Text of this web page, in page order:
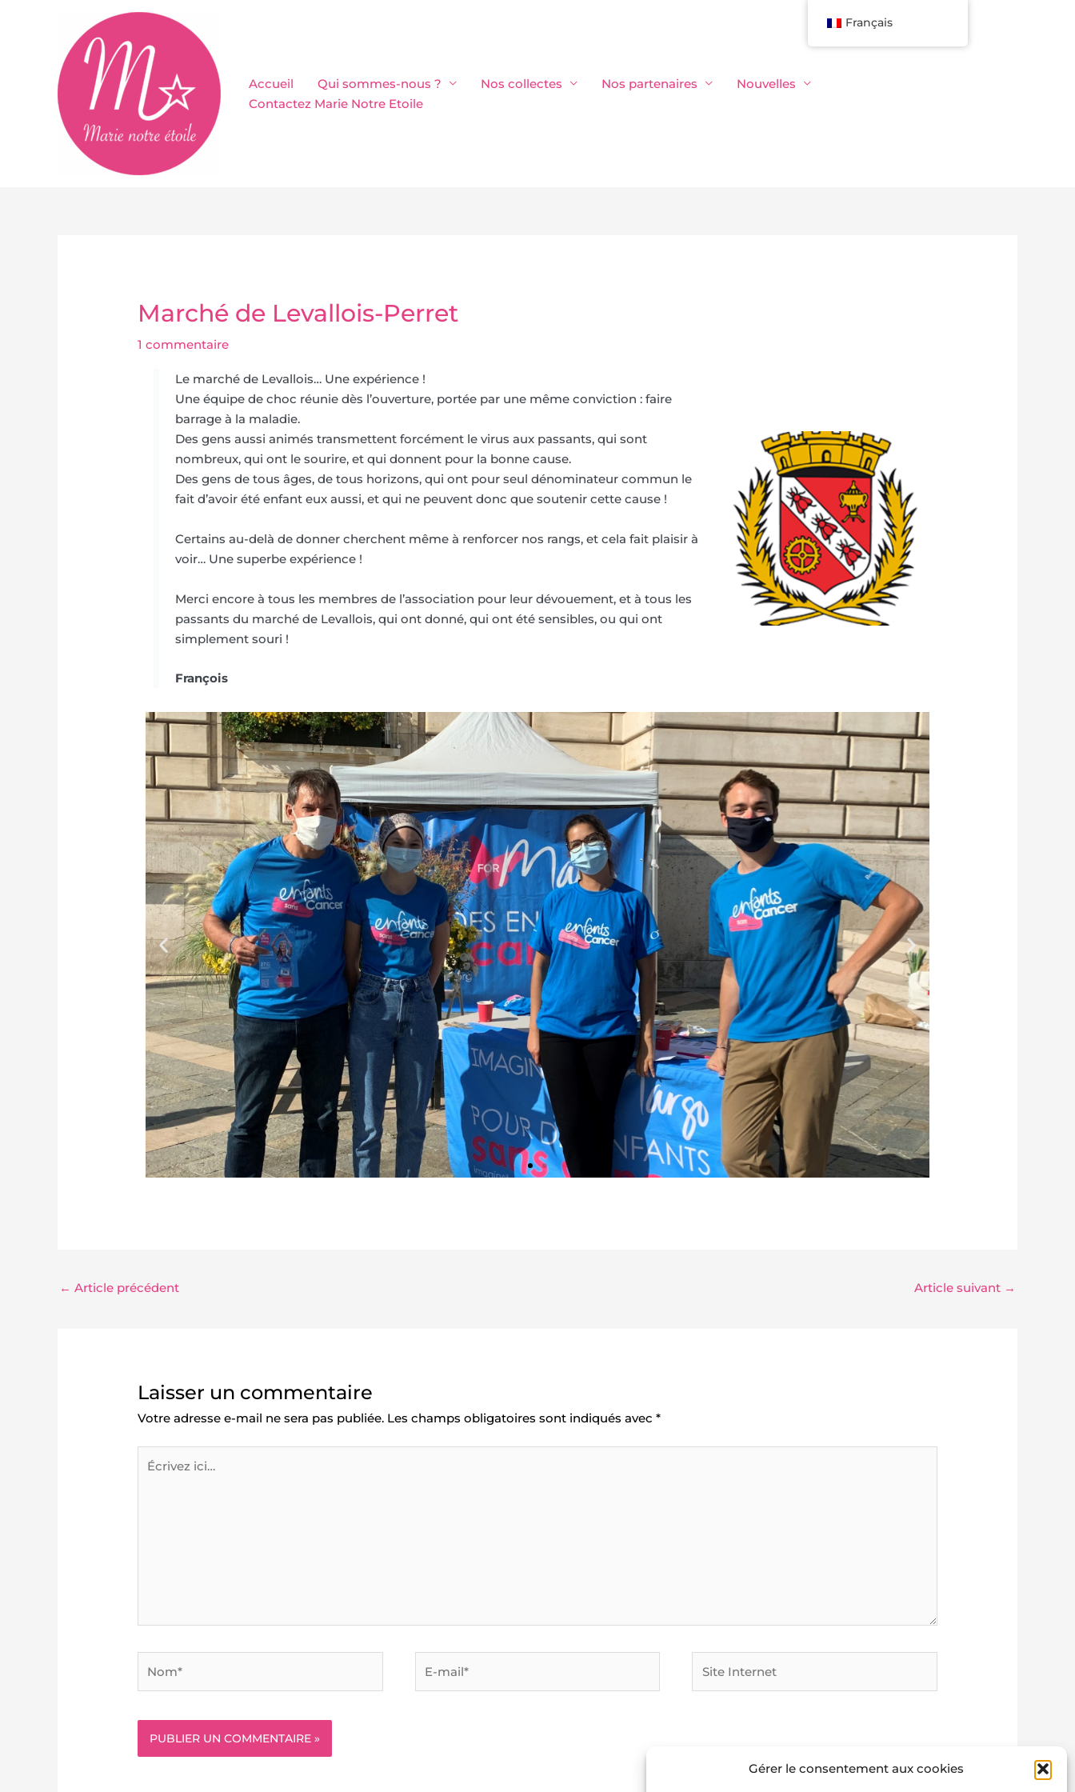
Gérer le consentement aux cookies
Accueil Qui sommes-nous ? Nos collectes Nos partenaires
Nouvelles
Contactez Marie Notre Etoile
Marché de Levallois-Perret
1 commentaire
Le marché de Levallois… Une expérience !
Une équipe de choc réunie dès l’ouverture, portée par une même conviction : faire
barrage à la maladie.
Des gens aussi animés transmettent forcément le virus aux passants, qui sont
nombreux, qui ont le sourire, et qui donnent pour la bonne cause.
Des gens de tous âges, de tous horizons, qui ont pour seul dénominateur commun le
fait d’avoir été enfant eux aussi, et qui ne peuvent donc que soutenir cette cause !
Certains au-delà de donner cherchent même à renforcer nos rangs, et cela fait plaisir à
voir… Une superbe expérience !
Merci encore à tous les membres de l’association pour leur dévouement, et à tous les
passants du marché de Levallois, qui ont donné, qui ont été sensibles, ou qui ont
simplement souri !
François
← Article précédent Article suivant →
Laisser un commentaire
Votre adresse e-mail ne sera pas publiée. Les champs obligatoires sont indiqués avec*
ici…
mail*
Internet
Français